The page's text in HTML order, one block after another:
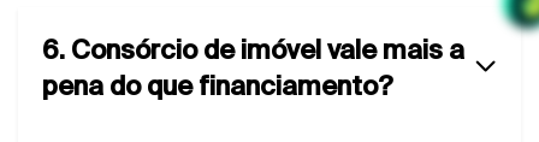
6. Consórcio de imóvel vale mais a
pena do que financiamento?